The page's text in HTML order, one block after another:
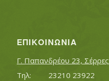
ΕΠΙΚΟΙΝΩΝΊΑ
Γ. Παπανδρέου 23, Σέρρες
Τηλ:		23210 23922